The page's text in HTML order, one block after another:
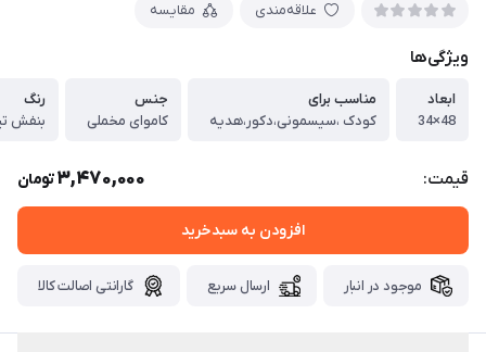
علاقه‌مندی مقایسه
ویژگی‌ها
ابعاد
48×34
مناسب برای
کودک ،سیسمونی،دکور،هدیه
جنس
کاموای مخملی
رنگ
بنفش
قیمت: 3,470,000تومان
افزودن به سبدخرید
موجود در انبار ارسال سریع گارانتی اصالت کالا